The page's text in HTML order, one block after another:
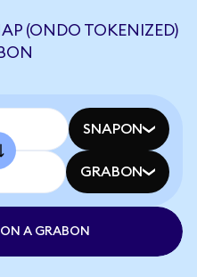
(ONDO TOKENIZED)
SNAPON
GRABON
A GRABON